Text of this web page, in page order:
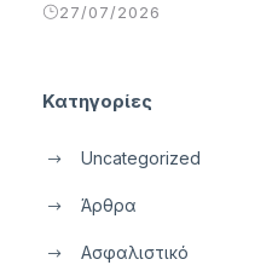
27/07/2026
Κατηγορίες
Uncategorized
Άρθρα
Ασφαλιστικό